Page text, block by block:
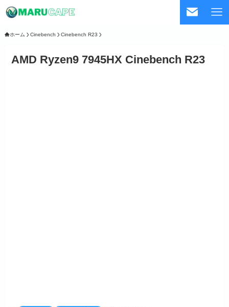
ホーム Cinebench Cinebench R23
AMD Ryzen9 7945HX Cinebench R23